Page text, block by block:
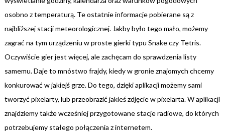
osobno z temperaturą. Te ostatnie informacje pobierane są z
najbliższej stacji meteorologicznej. Jakby było tego mało, możemy
zagrać na tym urządzeniu w proste gierki typu Snake czy Tetris.
Oczywiście gier jest więcej, ale zachęcam do sprawdzenia listy
samemu. Daje to mnóstwo frajdy, kiedy w gronie znajomych chcemy
konkurować w jakiejś grze. Do tego, dzięki aplikacji możemy sami
tworzyć pixelarty, lub przeobrazić jakieś zdjęcie w pixelarta. W aplikacji
znajdziemy także wcześniej przygotowane stacje radiowe, do których
potrzebujemy stałego połączenia z internetem.